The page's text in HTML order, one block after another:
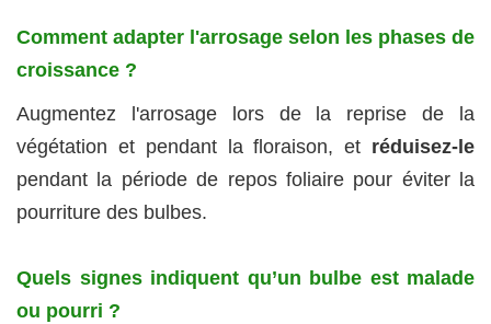
Comment adapter l'arrosage selon les phases de
croissance ?
Augmentez l'arrosage lors de la reprise de la
végétation et pendant la floraison, et réduisez-le
pendant la période de repos foliaire pour éviter la
pourriture des bulbes.
Quels signes indiquent qu’un bulbe est malade
ou pourri ?